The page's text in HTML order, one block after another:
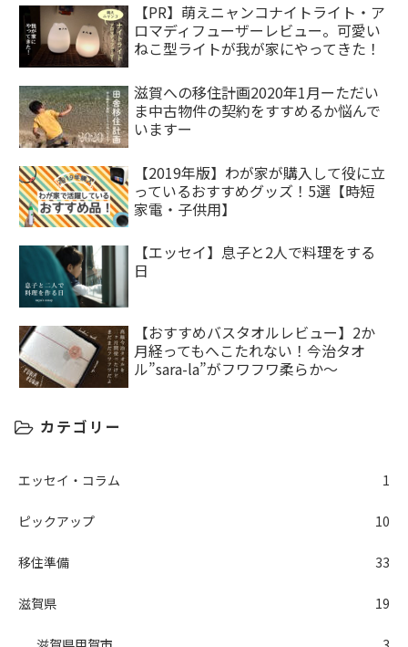
【PR】萌えニャンコナイトライト・ア
ロマディフューザーレビュー。可愛い
ねこ型ライトが我が家にやってきた！
滋賀への移住計画2020年1月ーただい
ま中古物件の契約をすすめるか悩んで
いますー
【2019年版】わが家が購入して役に立
っているおすすめグッズ！5選【時短
家電・子供用】
【エッセイ】息子と2人で料理をする
日
【おすすめバスタオルレビュー】2か
月経ってもへこたれない！今治タオ
ル”sara-la”がフワフワ柔らか～
カテゴリー
エッセイ・コラム 1
ピックアップ 10
移住準備 33
滋賀県 19